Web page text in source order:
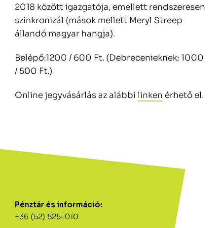
Pénztár és információ:
+36 (52) 525-010
2018 között igazgatója, emellett rendszeresen
szinkronizál (mások mellett Meryl Streep
állandó magyar hangja).
Belépő:1200 / 600 Ft. (Debrecenieknek: 1000
/ 500 Ft.)
Online jegyvásárlás az alábbi linken érhető el.